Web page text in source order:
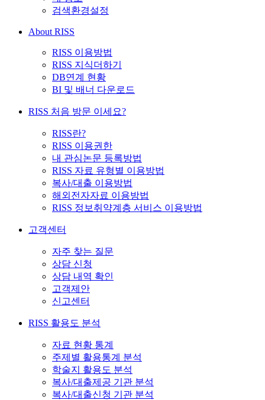
검색환경설정
About RISS
RISS 이용방법
RISS 지식더하기
DB연계 현황
BI 및 배너 다운로드
RISS 처음 방문 이세요?
RISS란?
RISS 이용권한
내 관심논문 등록방법
RISS 자료 유형별 이용방법
복사/대출 이용방법
해외전자자료 이용방법
RISS 정보취약계층 서비스 이용방법
고객센터
자주 찾는 질문
상담 신청
상담 내역 확인
고객제안
신고센터
RISS 활용도 분석
자료 현황 통계
주제별 활용통계 분석
학술지 활용도 분석
복사/대출제공 기관 분석
복사/대출신청 기관 분석